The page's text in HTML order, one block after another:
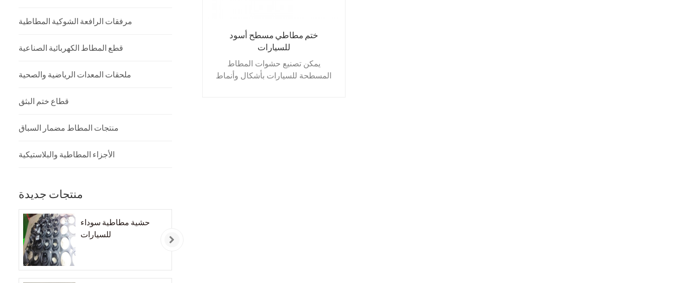
مرفقات الرافعة الشوكية المطاطية
قطع المطاط الكهربائية الصناعية
ملحقات المعدات الرياضية والصحية
قطاع ختم البثق
منتجات المطاط مضمار السباق
الأجزاء المطاطية والبلاستيكية
منتجات جديدة
حشية مطاطية سوداء
للسيارات
ختم مطاطي مسطح أسود
للسيارات
يمكن تصنيع حشوات المطاط
المسطحة للسيارات بأشكال وأنماط